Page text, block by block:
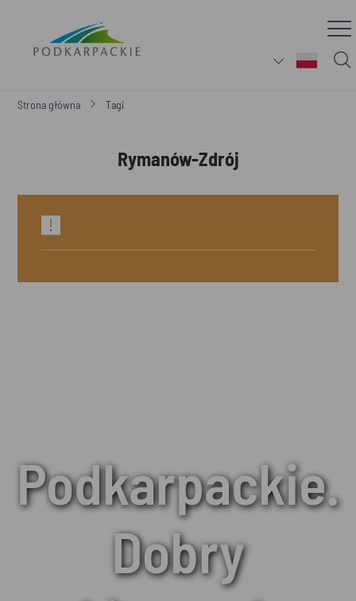
Strona główna Tagi
Rymanów-Zdrój
Podkarpackie.
Dobry